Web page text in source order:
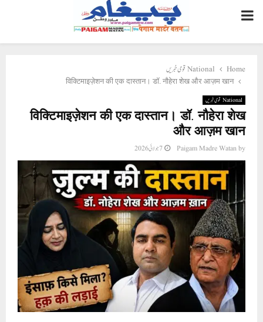
PRIMARY
MENU
Home
National قومی خبریں
विक्टिमाइज़ेशन की एक दास्तान। डॉ. नौहेरा शेख और आज़म खान
National قومی خبریں
विक्टिमाइज़ेशन की एक दास्तान। डॉ. नौहेरा शेख
और आज़म खान
by
Paigam Madre Watan 7 جولائی 2026